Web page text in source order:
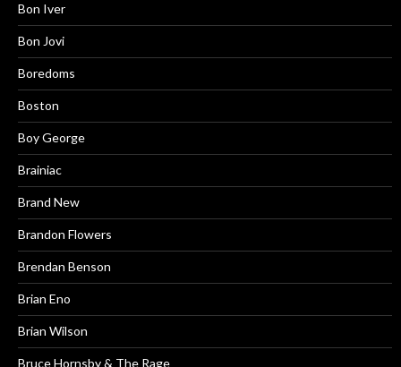
Bon Iver
Bon Jovi
Boredoms
Boston
Boy George
Brainiac
Brand New
Brandon Flowers
Brendan Benson
Brian Eno
Brian Wilson
Bruce Hornsby & The Rage